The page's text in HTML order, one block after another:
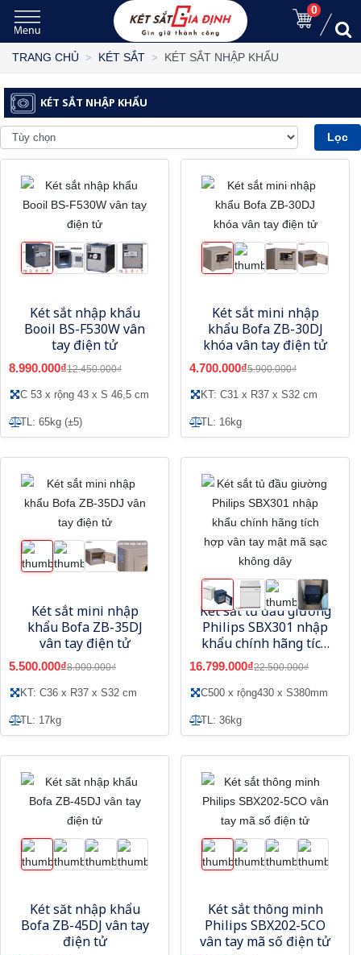
0
TRANG CHỦ KÉT SẮT KÉT SẮT NHẬP KHẨU
KÉT SẮT NHẬP KHẨU
Lọc
Két sắt nhập khẩu
Booil BS-F530W vân
tay điện tử
8.990.000₫12.450.000₫
C 53 x rộng 43 x S 46,5 cm
TL: 65kg (±5)
Két sắt mini nhập
khẩu Bofa ZB-30DJ
khóa vân tay điện tử
4.700.000₫5.900.000₫
KT: C31 x R37 x S32 cm
TL: 16kg
Két sắt mini nhập
khẩu Bofa ZB-35DJ
vân tay điện tử
5.500.000₫8.000.000₫
KT: C36 x R37 x S32 cm
TL: 17kg
Két sắt tủ đầu giường
Philips SBX301 nhập
khẩu chính hãng tích
hợp vân tay mật mã
sạc không dây
16.799.000₫22.500.000₫
C500 x rộng430 x S380mm
TL: 36kg
Két săt nhập khẩu
Bofa ZB-45DJ vân tay
điện tử
Két sắt thông minh
Philips SBX202-5CO
vân tay mã số điện tử